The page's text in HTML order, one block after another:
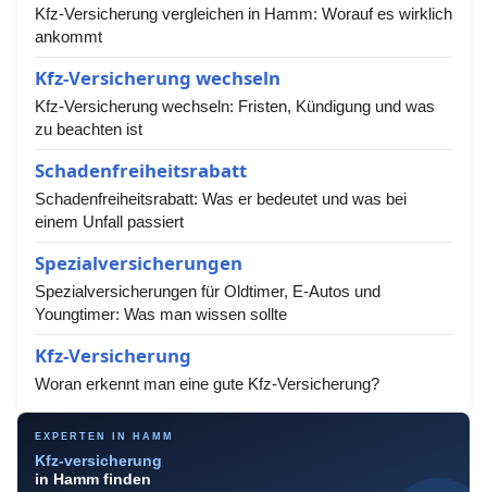
Kfz-Versicherung vergleichen in Hamm: Worauf es wirklich
ankommt
Kfz-Versicherung wechseln
Kfz-Versicherung wechseln: Fristen, Kündigung und was
zu beachten ist
Schadenfreiheitsrabatt
Schadenfreiheitsrabatt: Was er bedeutet und was bei
einem Unfall passiert
Spezialversicherungen
Spezialversicherungen für Oldtimer, E-Autos und
Youngtimer: Was man wissen sollte
Kfz-Versicherung
Woran erkennt man eine gute Kfz-Versicherung?
EXPERTEN IN HAMM
Kfz-versicherung
in Hamm finden